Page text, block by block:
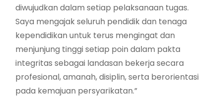
diwujudkan dalam setiap pelaksanaan tugas.
Saya mengajak seluruh pendidik dan tenaga
kependidikan untuk terus mengingat dan
menjunjung tinggi setiap poin dalam pakta
integritas sebagai landasan bekerja secara
profesional, amanah, disiplin, serta berorientasi
pada kemajuan persyarikatan.”